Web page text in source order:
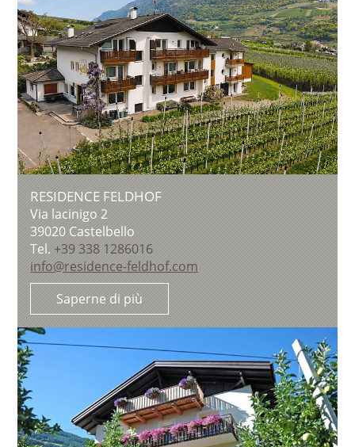
RESIDENCE FELDHOF
Via lacinigo 2
39020 Castelbello
Tel.+39 338 1286016
info@residence-feldhof.com
Saperne di più